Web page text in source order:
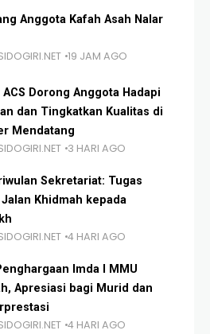
Anggota Kafah Asah Nalar
19 JAM AGO
Dorong Anggota Hadapi
dan Tingkatkan Kualitas di
Mendatang
3 HARI AGO
Sekretariat: Tugas
Khidmah kepada
4 HARI AGO
Imda I MMU
Apresiasi bagi Murid dan
4 HARI AGO